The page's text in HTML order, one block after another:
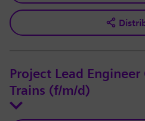
Project Lead Engineer
Trains (f/m/d)